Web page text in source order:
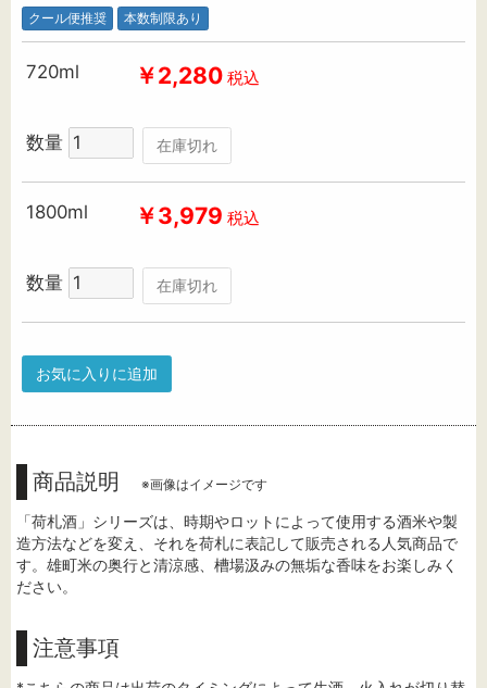
クール便推奨 本数制限あり
720ml ￥2,280 税込
数量 在庫切れ
1800ml ￥3,979 税込
数量 在庫切れ
お気に入りに追加
商品説明 ※画像はイメージです
「荷札酒」シリーズは、時期やロットによって使用する酒米や製
造方法などを変え、それを荷札に表記して販売される人気商品で
す。雄町米の奥行と清涼感、槽場汲みの無垢な香味をお楽しみく
ださい。
注意事項